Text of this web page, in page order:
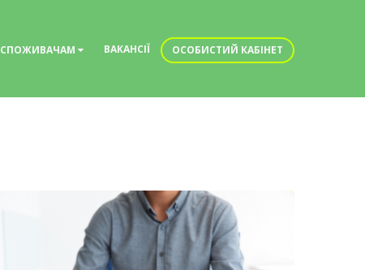
СПОЖИВАЧАМ ВАКАНСІЇ ОСОБИСТИЙ КАБІНЕТ